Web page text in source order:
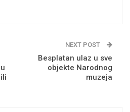
NEXT POST
Besplatan ulaz u sve
objekte Narodnog
muzeja